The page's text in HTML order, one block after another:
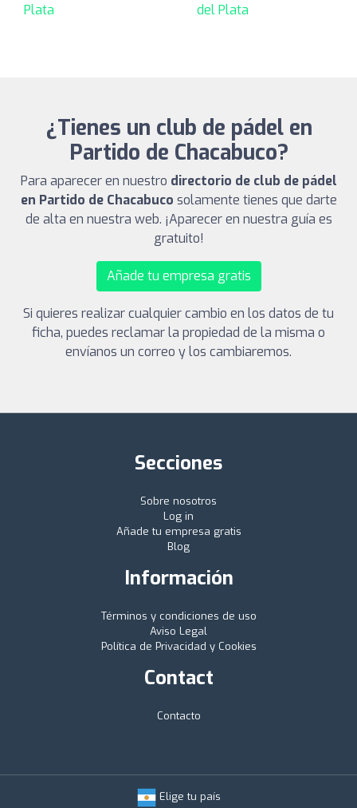
Plata
del Plata
¿Tienes un club de pádel en
Partido de Chacabuco?
Para aparecer en nuestro directorio de club de pádel
en Partido de Chacabuco solamente tienes que darte
de alta en nuestra web. ¡Aparecer en nuestra guía es
gratuito!
Añade tu empresa gratis
Si quieres realizar cualquier cambio en los datos de tu
ficha, puedes reclamar la propiedad de la misma o
envíanos un correo y los cambiaremos.
Secciones
Sobre nosotros
Log in
Añade tu empresa gratis
Blog
Información
Términos y condiciones de uso
Aviso Legal
Política de Privacidad y Cookies
Contact
Contacto
Elige tu país